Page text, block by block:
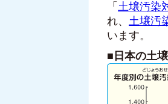
「 土壌汚染
れ、 土壌汚
います。
■日本の土